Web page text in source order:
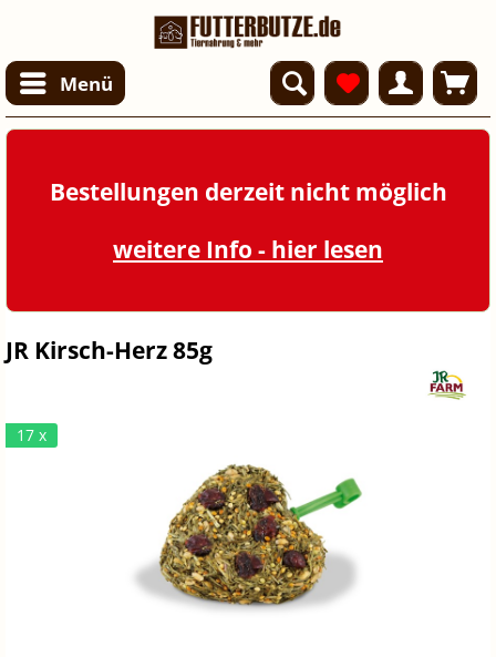
Menü
Bestellungen derzeit nicht möglich
weitere Info - hier lesen
JR Kirsch-Herz 85g
17 x